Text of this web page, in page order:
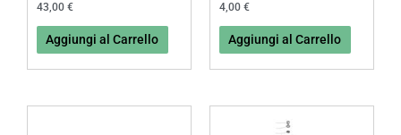
43,00 €
Aggiungi al Carrello
4,00 €
Aggiungi al Carrello